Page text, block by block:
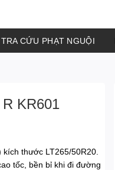
TRA CỨU PHẠT NGUỘI
KR601
thước LT265/50R20.
tốc, bền bỉ khi đi đường